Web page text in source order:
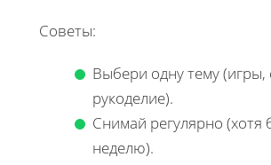
Советы:
Выбери одну тему (игры,
рукоделие).
Снимай регулярно (хотя
неделю).